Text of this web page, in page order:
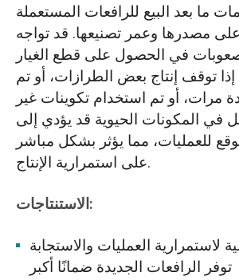
ما بعد البيع للرافعات المستعملة
مصدرها وعمر تصنيعها. قد تواجه
في الحصول على قطع الغيار
توقف إنتاج بعض الطرازات، أو تم
مرات، أو تم استخدام تكوينات غير
في المكونات الحيوية قد يؤدي إلى
للعمليات، مما يؤثر بشكل مباشر
على استمرارية الإنتاج.
الاستنتاجات:
لاستمرارية العمليات والاستجابة
الرافعات الجديدة ضمانًا أكبر